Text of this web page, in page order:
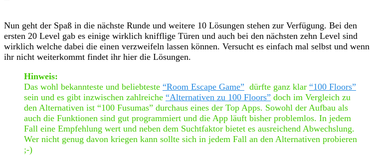
Nun geht der Spaß in die nächste Runde und weitere 10 Lösungen stehen zur Verfügung. Bei den
ersten 20 Level gab es einige wirklich knifflige Türen und auch bei den nächsten zehn Level sind
wirklich welche dabei die einen verzweifeln lassen können. Versucht es einfach mal selbst und wenn
ihr nicht weiterkommt findet ihr hier die Lösungen.
Hinweis:
Das wohl bekannteste und beliebteste “Room Escape Game” dürfte ganz klar “100 Floors”
sein und es gibt inzwischen zahlreiche “Alternativen zu 100 Floors” doch im Vergleich zu
den Alternativen ist “100 Fusumas” durchaus eines der Top Apps. Sowohl der Aufbau als
auch die Funktionen sind gut programmiert und die App läuft bisher problemlos. In jedem
Fall eine Empfehlung wert und neben dem Suchtfaktor bietet es ausreichend Abwechslung.
Wer nicht genug davon kriegen kann sollte sich in jedem Fall an den Alternativen probieren
;-)